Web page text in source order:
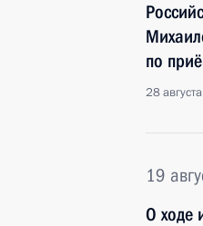
по
28
19
О ходе